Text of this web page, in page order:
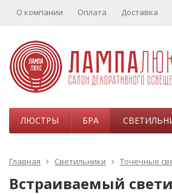
О компании Оплата Доставка
ЛЮСТРЫ БРА
Главная Светильники Точечные
Встраиваемый